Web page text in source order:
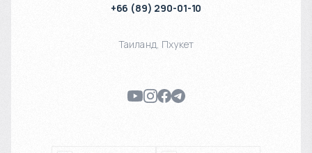
+66 (89) 290-01-10
Таиланд Пхукет